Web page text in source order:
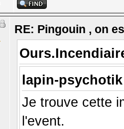
RE: Pingouin , on
lapin-
Je trouve cette
l'event.